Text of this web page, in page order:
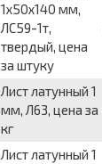
1х50х140 мм,
ЛС59-1т,
твердый, цена
за штуку
Лист латунный 1
мм, Л63, цена за
кг
Лист латунный 1